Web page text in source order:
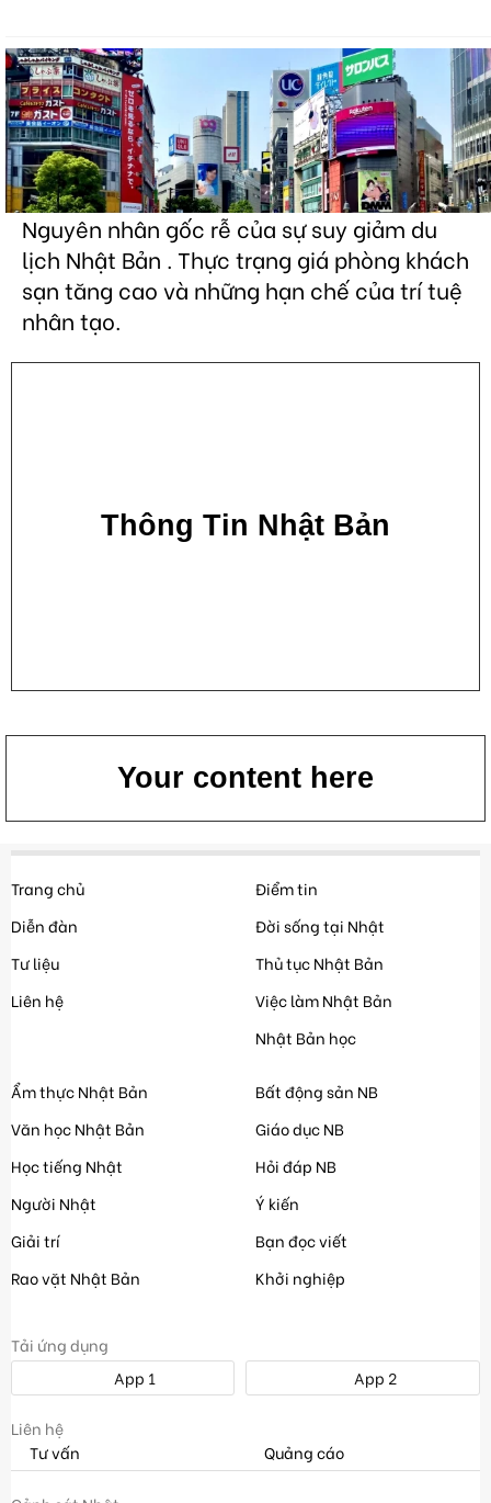
Nguyên nhân gốc rễ của sự suy giảm du
lịch Nhật Bản . Thực trạng giá phòng khách
sạn tăng cao và những hạn chế của trí tuệ
nhân tạo.
Thông Tin Nhật Bản
Your content here
Trang chủ
Diễn đàn
Tư liệu
Liên hệ
Điểm tin
Đời sống tại Nhật
Thủ tục Nhật Bản
Việc làm Nhật Bản
Nhật Bản học
Ẩm thực Nhật Bản
Văn học Nhật Bản
Học tiếng Nhật
Người Nhật
Giải trí
Rao vặt Nhật Bản
Bất động sản NB
Giáo dục NB
Hỏi đáp NB
Ý kiến
Bạn đọc viết
Khởi nghiệp
Tải ứng dụng
App 1
App 2
Liên hệ
Tư vấn
Quảng cáo